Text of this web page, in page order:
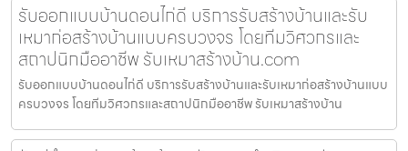
รับออกแบบบ้านดอนไก่ดี บริการรับสร้างบ้านและรับ
เหมาก่อสร้างบ้านแบบครบวงจร โดยทีมวิศวกรและ
สถาปนิกมืออาชีพ รับเหมาสร้างบ้าน.com
รับออกแบบบ้านดอนไก่ดี บริการรับสร้างบ้านและรับเหมาก่อสร้างบ้านแบบ
ครบวงจร โดยทีมวิศวกรและสถาปนิกมืออาชีพ รับเหมาสร้างบ้าน